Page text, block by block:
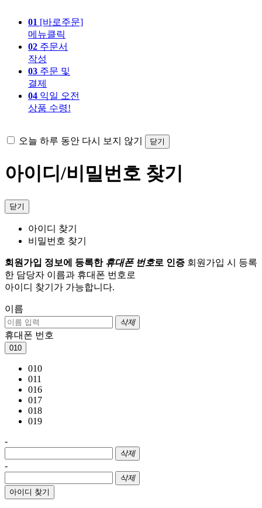
01 [바로주문]
메뉴클릭
02 주문서
작성
03 주문 및
결제
04 익일 오전
상품 수령!
오늘 하루 동안 다시 보지 않기 닫기
아이디/비밀번호 찾기
닫기
아이디 찾기
비밀번호 찾기
회원가입 정보에 등록한 휴대폰 번호로 인증 회원가입 시 등록
한 담당자 이름과 휴대폰 번호로
아이디 찾기가 가능합니다.
이름
삭제
휴대폰 번호
010
010
011
016
017
018
019
-
삭제
-
삭제
아이디 찾기